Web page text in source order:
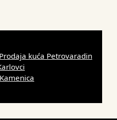
Prodaja kuća Petrovaradin